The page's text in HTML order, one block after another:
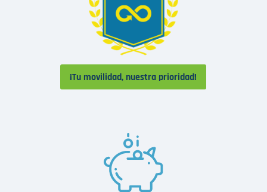
¡Tu movilidad, nuestra prioridad!